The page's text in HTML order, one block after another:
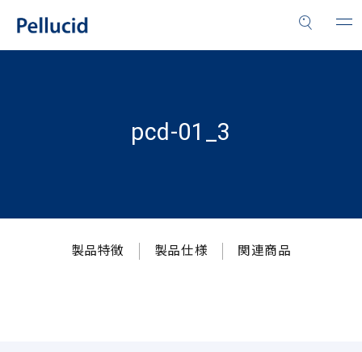
pcd-01_3
製品特徴 製品仕様 関連商品